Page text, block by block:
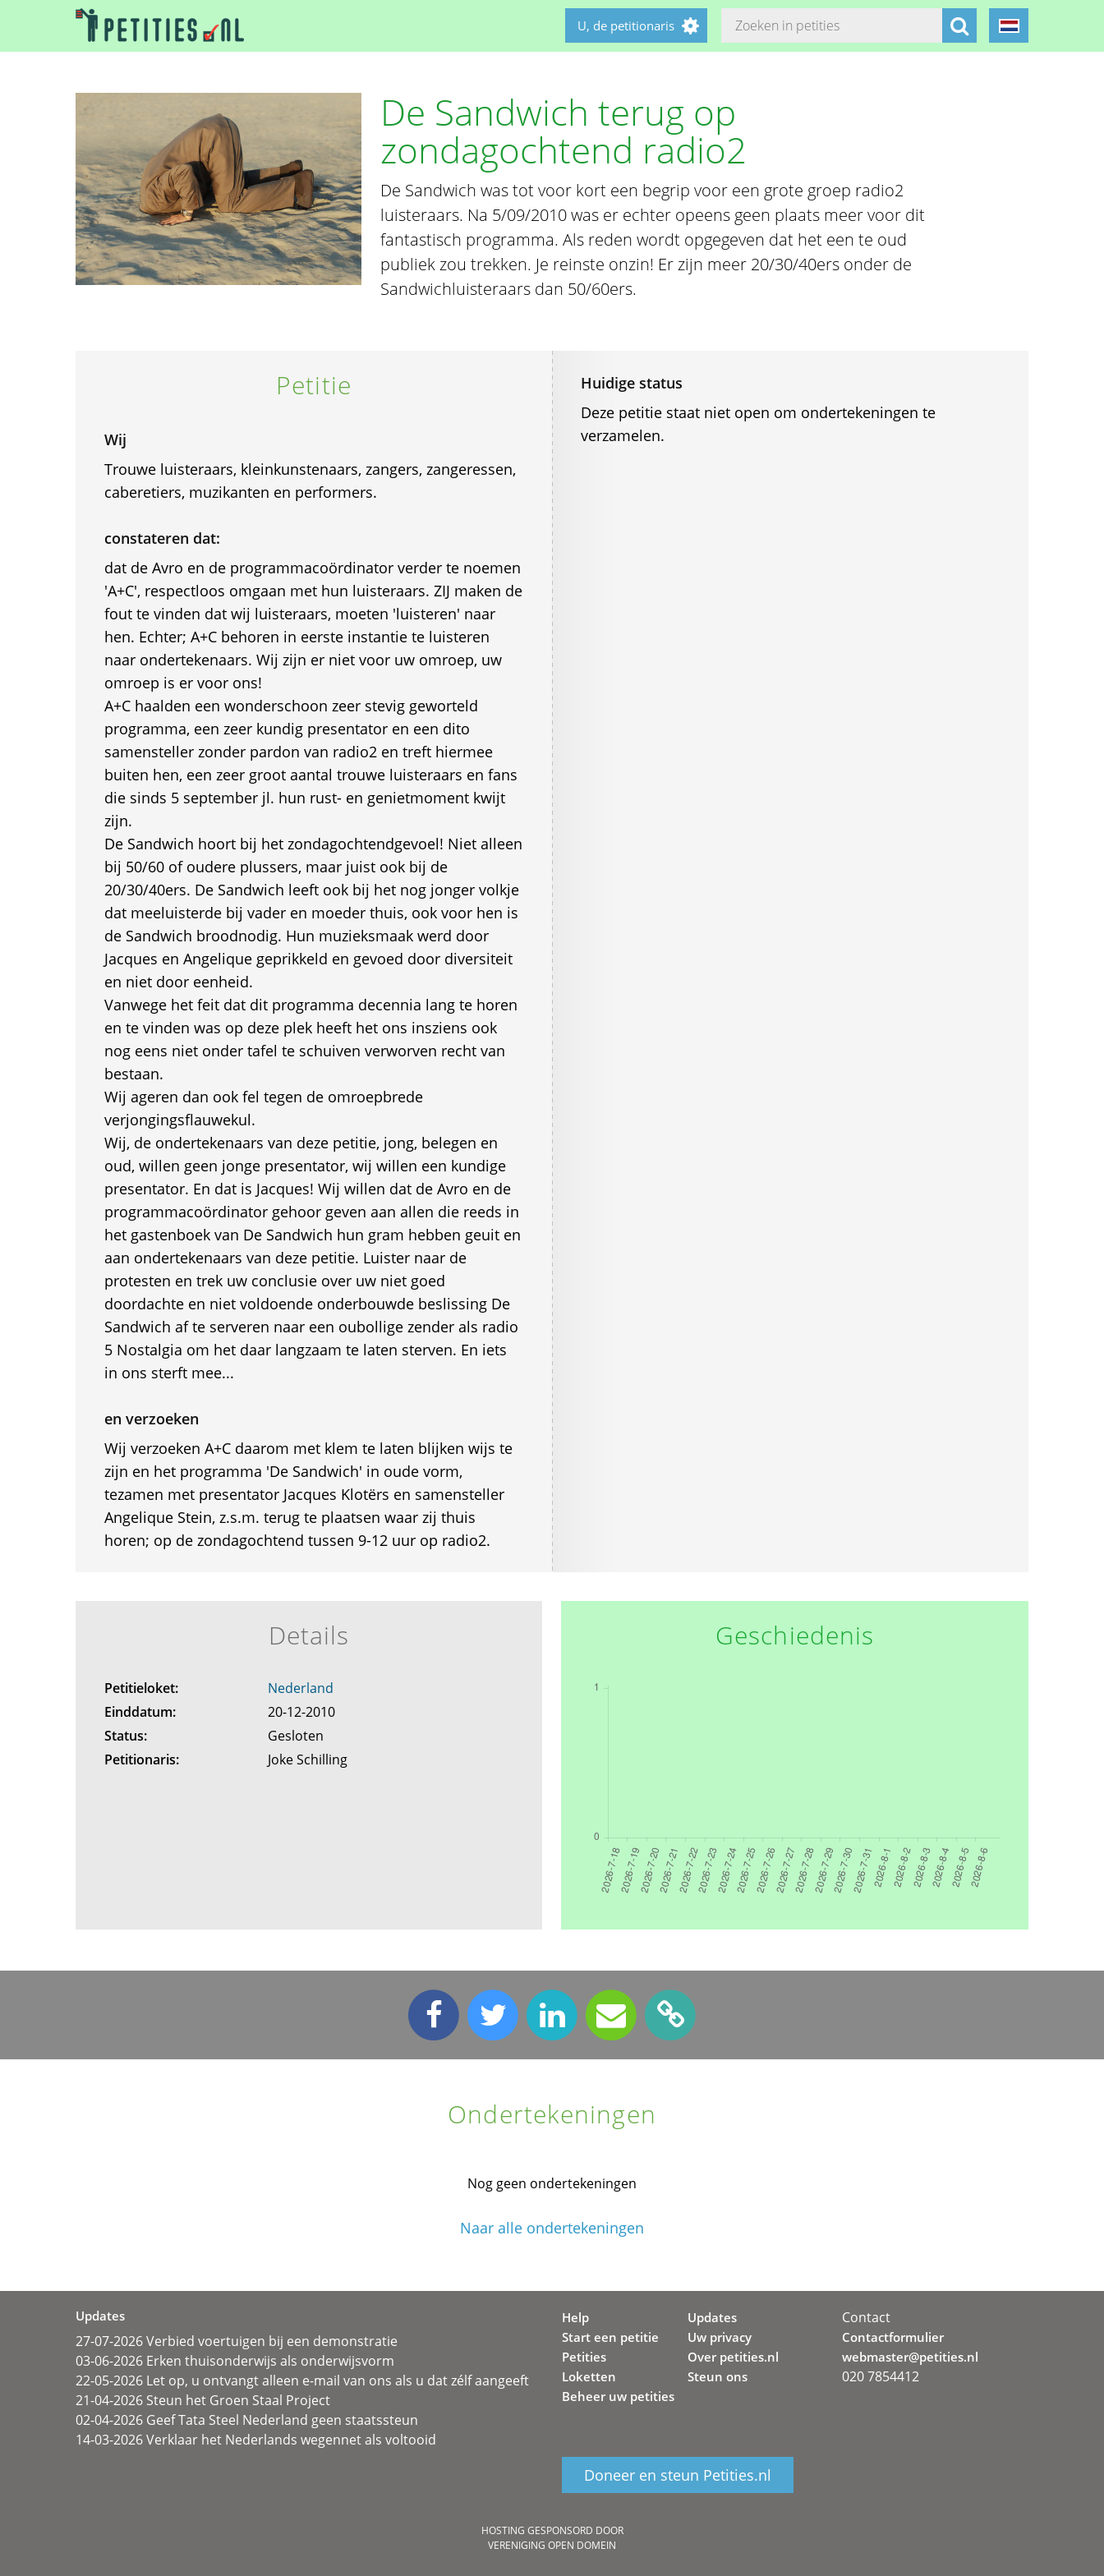
U, de petitionaris
De Sandwich terug op
zondagochtend radio2
De Sandwich was tot voor kort een begrip voor een grote groep radio2
luisteraars. Na 5/09/2010 was er echter opeens geen plaats meer voor dit
fantastisch programma. Als reden wordt opgegeven dat het een te oud
publiek zou trekken. Je reinste onzin! Er zijn meer 20/30/40ers onder de
Sandwichluisteraars dan 50/60ers.
Petitie
Wij
Trouwe luisteraars, kleinkunstenaars, zangers, zangeressen,
caberetiers, muzikanten en performers.
constateren dat:
dat de Avro en de programmacoördinator verder te noemen
'A+C', respectloos omgaan met hun luisteraars. ZIJ maken de
fout te vinden dat wij luisteraars, moeten 'luisteren' naar
hen. Echter; A+C behoren in eerste instantie te luisteren
naar ondertekenaars. Wij zijn er niet voor uw omroep, uw
omroep is er voor ons!
A+C haalden een wonderschoon zeer stevig geworteld
programma, een zeer kundig presentator en een dito
samensteller zonder pardon van radio2 en treft hiermee
buiten hen, een zeer groot aantal trouwe luisteraars en fans
die sinds 5 september jl. hun rust- en genietmoment kwijt
zijn.
De Sandwich hoort bij het zondagochtendgevoel! Niet alleen
bij 50/60 of oudere plussers, maar juist ook bij de
20/30/40ers. De Sandwich leeft ook bij het nog jonger volkje
dat meeluisterde bij vader en moeder thuis, ook voor hen is
de Sandwich broodnodig. Hun muzieksmaak werd door
Jacques en Angelique geprikkeld en gevoed door diversiteit
en niet door eenheid.
Vanwege het feit dat dit programma decennia lang te horen
en te vinden was op deze plek heeft het ons insziens ook
nog eens niet onder tafel te schuiven verworven recht van
bestaan.
Wij ageren dan ook fel tegen de omroepbrede
verjongingsflauwekul.
Wij, de ondertekenaars van deze petitie, jong, belegen en
oud, willen geen jonge presentator, wij willen een kundige
presentator. En dat is Jacques! Wij willen dat de Avro en de
programmacoördinator gehoor geven aan allen die reeds in
het gastenboek van De Sandwich hun gram hebben geuit en
aan ondertekenaars van deze petitie. Luister naar de
protesten en trek uw conclusie over uw niet goed
doordachte en niet voldoende onderbouwde beslissing De
Sandwich af te serveren naar een oubollige zender als radio
5 Nostalgia om het daar langzaam te laten sterven. En iets
in ons sterft mee...
en verzoeken
Wij verzoeken A+C daarom met klem te laten blijken wijs te
zijn en het programma 'De Sandwich' in oude vorm,
tezamen met presentator Jacques Klotërs en samensteller
Angelique Stein, z.s.m. terug te plaatsen waar zij thuis
horen; op de zondagochtend tussen 9-12 uur op radio2.
Huidige status
Deze petitie staat niet open om ondertekeningen te
verzamelen.
Details
Petitieloket:
Nederland
Einddatum:
20-12-2010
Status:
Gesloten
Petitionaris:
Joke Schilling
Geschiedenis
Ondertekeningen
Nog geen ondertekeningen
Naar alle ondertekeningen
Updates
27-07-2026 Verbied voertuigen bij een demonstratie
03-06-2026 Erken thuisonderwijs als onderwijsvorm
22-05-2026 Let op, u ontvangt alleen e-mail van ons als u dat zélf aangeeft
21-04-2026 Steun het Groen Staal Project
02-04-2026 Geef Tata Steel Nederland geen staatssteun
14-03-2026 Verklaar het Nederlands wegennet als voltooid
Help
Start een petitie
Petities
Loketten
Beheer uw petities
Updates
Uw privacy
Over petities.nl
Steun ons
Doneer en steun Petities.nl
Contact
Contactformulier
webmaster@petities.nl
020 7854412
HOSTING GESPONSORD DOOR
VERENIGING OPEN DOMEIN